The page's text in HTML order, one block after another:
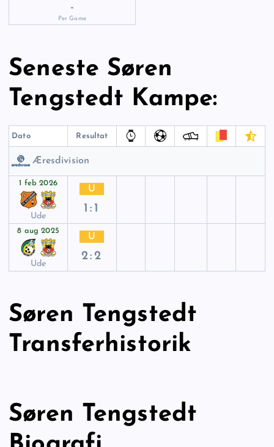
-
Per Game
Seneste Søren
Tengstedt Kampe:
Dato Resultat
Æresdivision
1 feb 2026
Ude
U
1:1
8 aug 2025
Ude
U
2:2
Søren Tengstedt
Transferhistorik
Søren Tengstedt